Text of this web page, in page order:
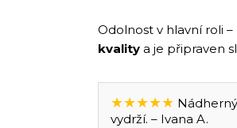
Odolnost v hlavní roli –
kvality a je připraven
★★★★★
vydrží. – Ivana A.